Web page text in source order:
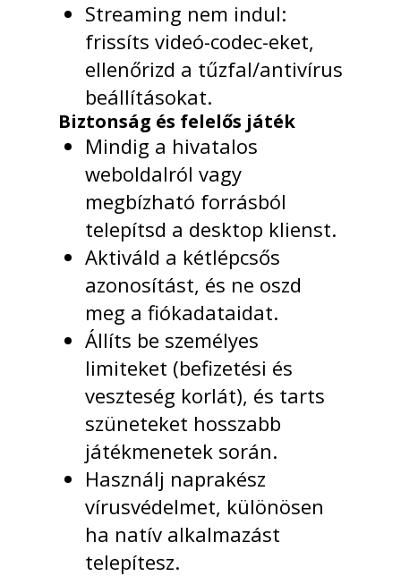
Streaming nem indul:
frissíts videó-codec-eket,
ellenőrizd a tűzfal/antivírus
beállításokat.
Biztonság és felelős játék
Mindig a hivatalos
weboldalról vagy
megbízható forrásból
telepítsd a desktop klienst.
Aktiváld a kétlépcsős
azonosítást, és ne oszd
meg a fiókadataidat.
Állíts be személyes
limiteket (befizetési és
veszteség korlát), és tarts
szüneteket hosszabb
játékmenetek során.
Használj naprakész
vírusvédelmet, különösen
ha natív alkalmazást
telepítesz.